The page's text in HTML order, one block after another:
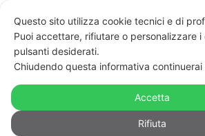
Omofobia, Carrefour
lavoratore non opererà
noi”
Questo sito utilizza cookie tecnici e di
Puoi accettare, rifiutare o personalizzare
pulsanti desiderati.
Chiudendo questa informativa
Accetta
Rifiuta